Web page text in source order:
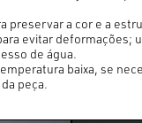
preservar a cor e a
evitar deformações;
de água.
baixa, se
peça.